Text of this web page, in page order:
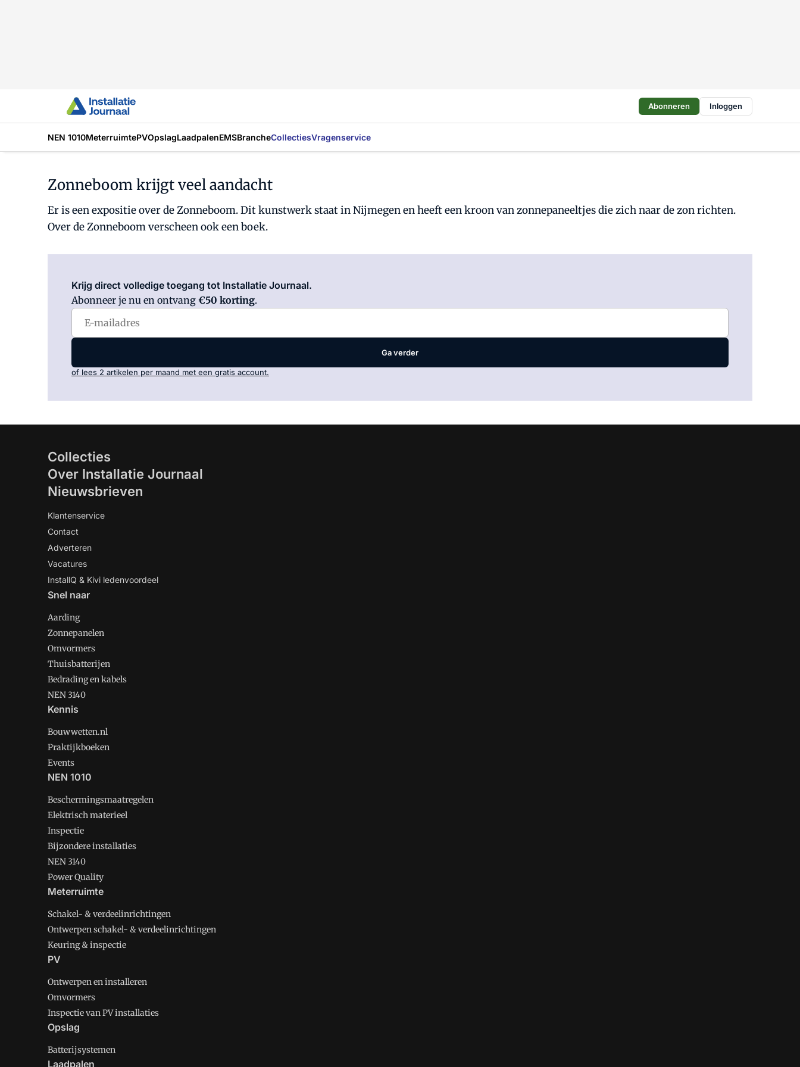
Abonneren Inloggen
NEN 1010MeterruimtePVOpslagLaadpalenEMSBrancheCollectiesVragenservice
Zonneboom krijgt veel aandacht
Er is een expositie over de Zonneboom. Dit kunstwerk staat in Nijmegen en heeft een kroon van zonnepaneeltjes die zich naar de zon richten.
Over de Zonneboom verscheen ook een boek.
Krijg direct volledige toegang tot Installatie Journaal.
Abonneer je nu en ontvang €50 korting.
Ga verder
of lees 2 artikelen per maand met een gratis account.
Collecties
Over Installatie Journaal
Nieuwsbrieven
Klantenservice
Contact
Adverteren
Vacatures
InstallQ & Kivi ledenvoordeel
Snel naar
Aarding
Zonnepanelen
Omvormers
Thuisbatterijen
Bedrading en kabels
NEN 3140
Kennis
Bouwwetten.nl
Praktijkboeken
Events
NEN 1010
Beschermingsmaatregelen
Elektrisch materieel
Inspectie
Bijzondere installaties
NEN 3140
Power Quality
Meterruimte
Schakel- & verdeelinrichtingen
Ontwerpen schakel- & verdeelinrichtingen
Keuring & inspectie
PV
Ontwerpen en installeren
Omvormers
Inspectie van PV installaties
Opslag
Batterijsystemen
Laadpalen